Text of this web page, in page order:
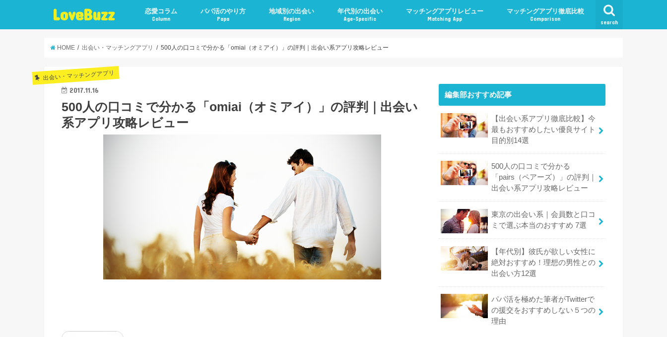
LoveBuzz search
恋愛コラム
Column
パパ活のやり方
Papa
地域別の出会い
Region
年代別の出会い
Age-Specific
マッチングアプリレビュー
Matching App
マッチングアプリ徹底比較
Comparison
HOME 出会い・マッチングアプリ 500人の口コミで分かる「omiai（オミアイ）」の評判｜出会い系アプリ攻略レビュー
出会い・マッチングアプリ
2017.11.16
500人の口コミで分かる「omiai（オミアイ）」の評判｜出会い
系アプリ攻略レビュー
編集部おすすめ記事
【出会い系アプリ徹底比較】今
最もおすすめしたい優良サイト
目的別14選
500人の口コミで分かる
「pairs（ペアーズ）」の評判｜
出会い系アプリ攻略レビュー
東京の出会い系｜会員数と口コ
ミで選ぶ本当のおすすめ 7選
【年代別】彼氏が欲しい女性に
絶対おすすめ！理想の男性との
出会い方12選
パパ活を極めた筆者がTwitterで
の援交をおすすめしない５つの
理由